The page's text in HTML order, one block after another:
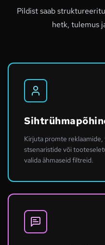
Pildist saab
hetk, tulemus
Kirjuta promte
stsenaristide või
valida ähmaseid filtreid.